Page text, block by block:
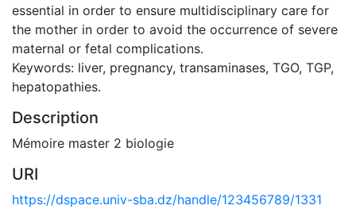
essential in order to ensure multidisciplinary care for
the mother in order to avoid the occurrence of severe
maternal or fetal complications.
Keywords: liver, pregnancy, transaminases, TGO, TGP,
hepatopathies.
Description
Mémoire master 2 biologie
URI
https://dspace.univ-sba.dz/handle/123456789/1331